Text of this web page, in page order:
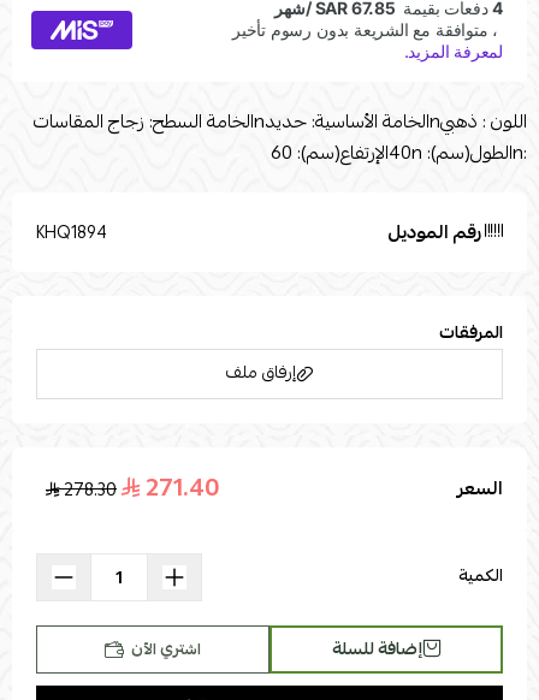
اللون : ذهبيnالخامة الأساسية: حديدnالخامة السطح: زجاج المقاسات
:nالطول(سم): 40nالإرتفاع(سم): 60
رقم الموديل KHQ1894
المرفقات
إرفاق ملف
اسحب و افلت الملف هنا
السعر 271.40
278.30
الكمية
إضافة للسلة اشتري الآن